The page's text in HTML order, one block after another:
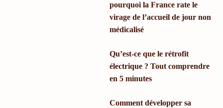
pourquoi la France rate le
virage de l’accueil de jour non
médicalisé
Qu’est-ce que le rétrofit
électrique ? Tout comprendre
en 5 minutes
Comment développer sa